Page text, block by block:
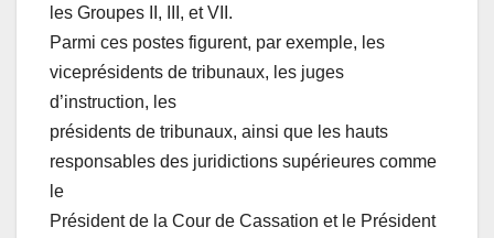
les Groupes II, III, et VII.
Parmi ces postes figurent, par exemple, les
viceprésidents de tribunaux, les juges
d’instruction, les
présidents de tribunaux, ainsi que les hauts
responsables des juridictions supérieures comme
le
Président de la Cour de Cassation et le Président